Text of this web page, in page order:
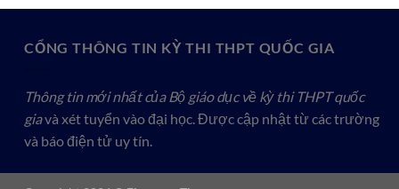
CỔNG THÔNG TIN KỲ THI THPT QUỐC GIA
Thông tin mới nhất của Bộ giáo dục về kỳ thi THPT quốc
giavà xét tuyển vào đại học. Được cập nhật từ các trường
và báo điện tử uy tín.